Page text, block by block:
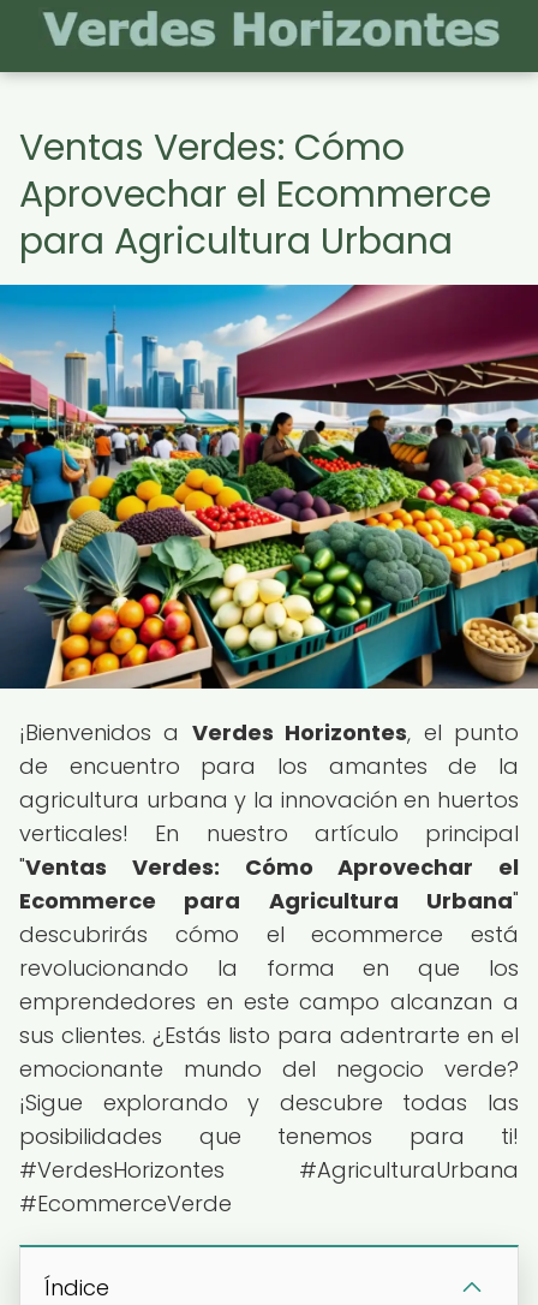
Ventas Verdes: Cómo
Aprovechar el Ecommerce
para Agricultura Urbana
¡Bienvenidos a Verdes Horizontes, el punto
de encuentro para los amantes de la
agricultura urbana y la innovación en huertos
verticales! En nuestro artículo principal
"Ventas Verdes: Cómo Aprovechar el
Ecommerce para Agricultura Urbana"
descubrirás cómo el ecommerce está
revolucionando la forma en que los
emprendedores en este campo alcanzan a
sus clientes. ¿Estás listo para adentrarte en el
emocionante mundo del negocio verde?
¡Sigue explorando y descubre todas las
posibilidades que tenemos para ti!
#VerdesHorizontes #AgriculturaUrbana
#EcommerceVerde
Índice